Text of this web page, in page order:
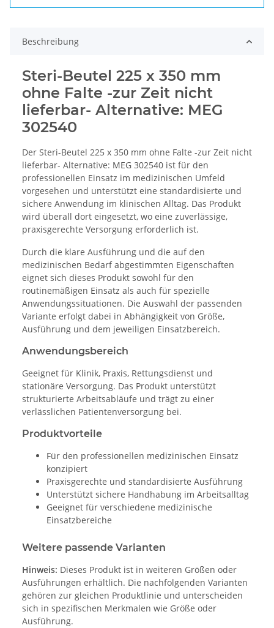
Beschreibung
Steri-Beutel 225 x 350 mm
ohne Falte -zur Zeit nicht
lieferbar- Alternative: MEG
302540
Der Steri-Beutel 225 x 350 mm ohne Falte -zur Zeit nicht
lieferbar- Alternative: MEG 302540 ist für den
professionellen Einsatz im medizinischen Umfeld
vorgesehen und unterstützt eine standardisierte und
sichere Anwendung im klinischen Alltag. Das Produkt
wird überall dort eingesetzt, wo eine zuverlässige,
praxisgerechte Versorgung erforderlich ist.
Durch die klare Ausführung und die auf den
medizinischen Bedarf abgestimmten Eigenschaften
eignet sich dieses Produkt sowohl für den
routinemäßigen Einsatz als auch für spezielle
Anwendungssituationen. Die Auswahl der passenden
Variante erfolgt dabei in Abhängigkeit von Größe,
Ausführung und dem jeweiligen Einsatzbereich.
Anwendungsbereich
Geeignet für Klinik, Praxis, Rettungsdienst und
stationäre Versorgung. Das Produkt unterstützt
strukturierte Arbeitsabläufe und trägt zu einer
verlässlichen Patientenversorgung bei.
Produktvorteile
Für den professionellen medizinischen Einsatz
konzipiert
Praxisgerechte und standardisierte Ausführung
Unterstützt sichere Handhabung im Arbeitsalltag
Geeignet für verschiedene medizinische
Einsatzbereiche
Weitere passende Varianten
Hinweis: Dieses Produkt ist in weiteren Größen oder
Ausführungen erhältlich. Die nachfolgenden Varianten
gehören zur gleichen Produktlinie und unterscheiden
sich in spezifischen Merkmalen wie Größe oder
Ausführung.